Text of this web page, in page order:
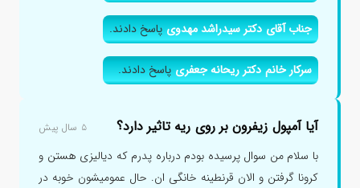
جناب آقای دکتر سیدراشد مهدویپاسخ دادند.
سرکار خانم دکتر ریحانه جعفریپاسخ دادند.
آیا آمپول زیفرون بر روی ریه تاثیر دارد؟ ۵ سال پیش
با سلام من سوال پرسیده بودم درباره پدرم که دیالیزی هستن و
کرونا گرفتن و الان قرنطینه خانگی ان. حال عمومیشون خوبه در